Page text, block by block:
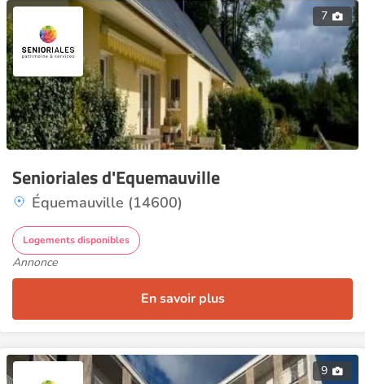
7
Senioriales d'Equemauville
Équemauville (14600)
Logements disponibles
Annonce
En savoir plus
9